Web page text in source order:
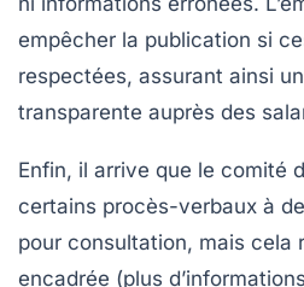
empêcher la publication si
respectées, assurant ainsi
transparente auprès des
Enfin, il arrive que le comité
certains procès-verbaux à
pour consultation, mais cela
encadrée (plus